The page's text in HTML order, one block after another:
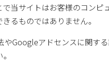
当サイトはお客様のコンピ
るものではありません。
やGoogleアドセンスに関す